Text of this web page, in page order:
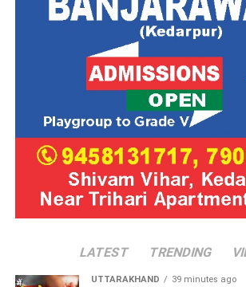
LATEST TRENDING
UTTARAKHAND 39 minutes ago